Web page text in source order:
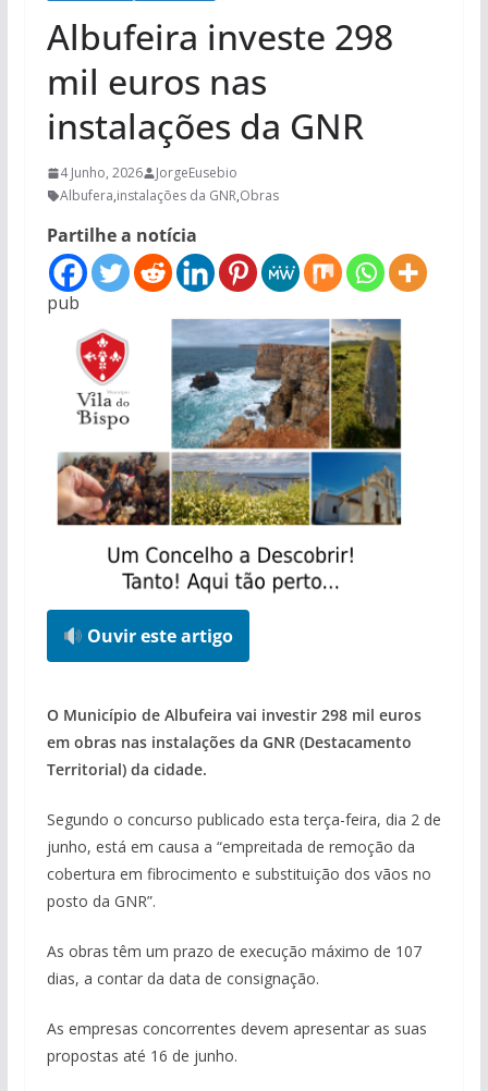
Albufeira investe 298
mil euros nas
instalações da GNR
4 Junho, 2026
JorgeEusebio
Albufera,instalações da GNR,Obras
Partilhe a notícia
pub
Ouvir este artigo
O Município de Albufeira vai investir 298 mil euros
em obras nas instalações da GNR (Destacamento
Territorial) da cidade.
Segundo o concurso publicado esta terça-feira, dia 2 de
junho, está em causa a “empreitada de remoção da
cobertura em fibrocimento e substituição dos vãos no
posto da GNR”.
As obras têm um prazo de execução máximo de 107
dias, a contar da data de consignação.
As empresas concorrentes devem apresentar as suas
propostas até 16 de junho.